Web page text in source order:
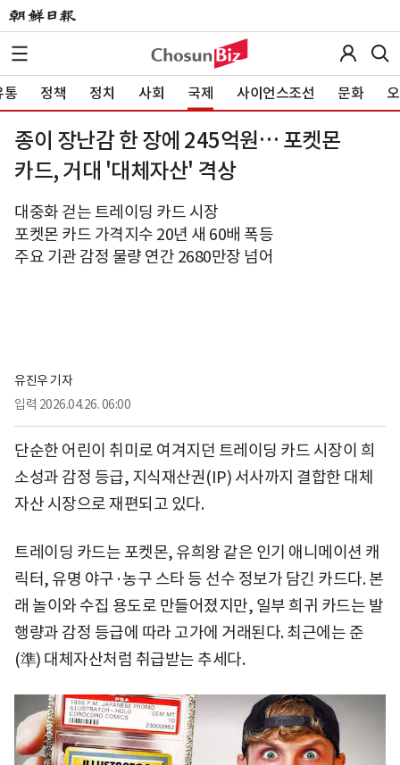
통 정책 정치 사회 국제 사이언스조선 문화
종이 장난감 한 장에 245억원… 포켓몬
카드, 거대 '대체자산' 격상
대중화 걷는 트레이딩 카드 시장
포켓몬 카드 가격지수 20년 새 60배 폭등
주요 기관 감정 물량 연간 2680만장 넘어
유진우 기자
입력 2026.04.26. 06:00
단순한 어린이 취미로 여겨지던 트레이딩 카드 시장이 희
소성과 감정 등급, 지식재산권(IP) 서사까지 결합한 대체
자산 시장으로 재편되고 있다.
트레이딩 카드는 포켓몬, 유희왕 같은 인기 애니메이션 캐
릭터, 유명 야구·농구 스타 등 선수 정보가 담긴 카드다. 본
래 놀이와 수집 용도로 만들어졌지만, 일부 희귀 카드는 발
행량과 감정 등급에 따라 고가에 거래된다. 최근에는 준
(準) 대체자산처럼 취급받는 추세다.